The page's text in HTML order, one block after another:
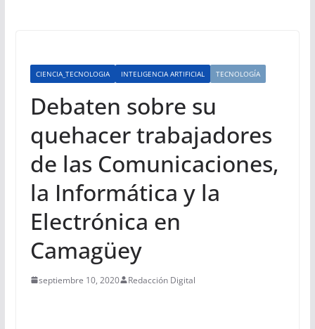
CIENCIA_TECNOLOGIA INTELIGENCIA ARTIFICIAL TECNOLOGÍA
Debaten sobre su
quehacer trabajadores
de las Comunicaciones,
la Informática y la
Electrónica en
Camagüey
septiembre 10, 2020 Redacción Digital